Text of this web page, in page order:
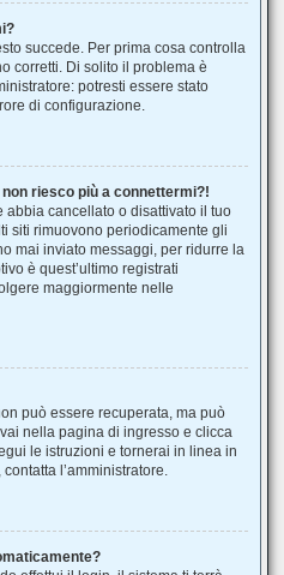
succede. Per prima cosa controlla
corretti. Di solito il problema è
potresti essere stato
di configurazione.
riesco più a connettermi?!
abbia cancellato o disattivato il tuo
siti rimuovono periodicamente gli
mai inviato messaggi, per ridurre la
è quest’ultimo registrati
maggiormente nelle
può essere recuperata, ma può
nella pagina di ingresso e clicca
le istruzioni e tornerai in linea in
l’amministratore.